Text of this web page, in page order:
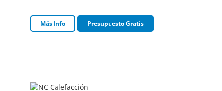
Más Info Presupuesto Gratis